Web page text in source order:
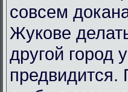
совсем
Жукове
другой город
предвидится.